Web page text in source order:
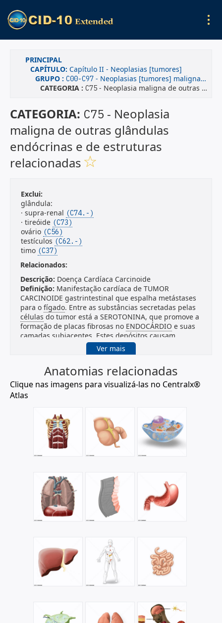
PRINCIPAL
CAPÍTULO: Capítulo II - Neoplasias [tumores]
GRUPO : C00-C97 - Neoplasias [tumores] malignas(os)
CATEGORIA : C75 - Neoplasia maligna de outras glândulas endócrinas e de estruturas relacionadas
CATEGORIA: C75 - Neoplasia
maligna de outras glândulas
endócrinas e de estruturas
relacionadas
Exclui:
glândula:
· supra-renal (C74.-)
· tireóide (C73)
ovário (C56)
testículos (C62.-)
timo (C37)
Relacionados:
Descrição: Doença Cardíaca Carcinoide
Definição: Manifestação cardíaca de TUMOR
CARCINOIDE gastrintestinal que espalha metástases
para o fígado. Entre as substâncias secretadas pelas
células do tumor está a SEROTONINA, que promove a
formação de placas fibrosas no ENDOCÁRDIO e suas
camadas subjacentes. Estes depósitos causam
distorção da VALVA TRICÚSPIDE e consequentemente
a VALVA PULMONAR levando a ESTENOSE e
Descrição:Tumor Carcinoide
Sinônimo:
Argentafinoma;Carcinoide;Carcinoide de
crescimento lento, composta de ilhas decélulas
redondas, oxifílicas ou fusiformes de tamanho médio,
com números vesiculares moderadamente pequenos,
e recobertas por
intacta com uma superfície
de corte amarela; as células neoplásicas
periferia dos pequenos grupos, e estes últimos
possuem uma tendência a infiltrar o tecido adjacente.
Estas neoplasias ocorrem em qualquer parte do
trajeto gastrointestinal (e nos pulmõese outros
locais), com aproximadamente 90 por cento no
apêndice
e o restante principalmente no
; as do apêndice e tumores
pequenos raramente metastatizam, mas as
incidências descritas de metástases de outros locais
primários e de tumores com mais de 2,0 cm de
diâmetro variam de 25 a 75 por cento; os
são raras. (Stedman, 25a ed)
Ver mais
Anatomias relacionadas
Clique nas imagens para visualizá-las no Centralx®
Atlas